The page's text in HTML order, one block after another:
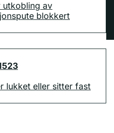
utkobling av
blokkert
lukket eller sitter fast